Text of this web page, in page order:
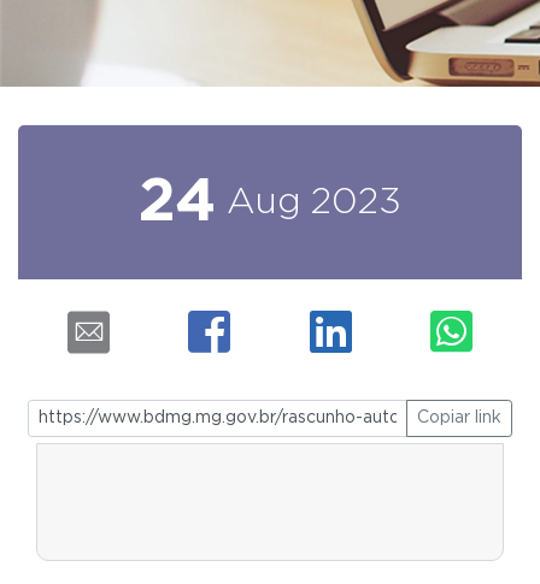
24 Aug 2023
Copiar link